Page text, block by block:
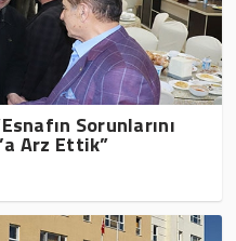
Sorunlarını
Arz Ettik”